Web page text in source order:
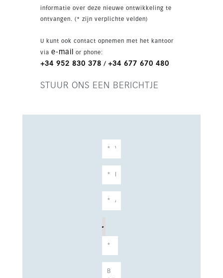
en slimme woonfuncties. Met zeezicht en
wandelafstand tot winkels, cafés, restaurants en
informatie over deze nieuwe ontwikkeling te
ontvangen. (* zijn verplichte velden)
U kunt ook contact opnemen met het kantoor
via e-mail or phone:
+34 952 830 378 / +34 677 670 480
STUUR ONS EEN BERICHTJE